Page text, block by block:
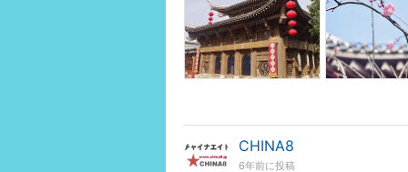
CHINA8
6年前に投稿